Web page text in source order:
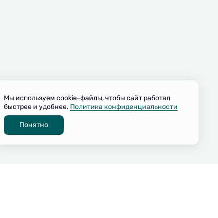
Мы используем cookie-файлы, чтобы сайт работал
быстрее и удобнее. Политика конфиденциальности
Понятно